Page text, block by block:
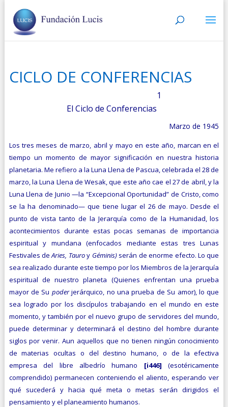
CICLO DE CONFERENCIAS
El Ciclo de Conferencias
1
Marzo de 1945
Los tres meses de marzo, abril y mayo en este año, marcan en el
tiempo un momento de mayor significación en nuestra his­toria
planetaria. Me refiero a la Luna Llena de Pascua, celebrada el 28 de
marzo, la Luna Llena de Wesak, que este año cae el 27 de abril, y la
Luna Llena de Junio —la “Excepcional Oportunidad” de Cristo, como
se la ha denominado— que tiene lugar el 26 de mayo. Desde el
punto de vista tanto de la Jerarquía como de la Huma­nidad, los
acontecimientos durante estas pocas semanas de importancia
espiritual y mundana (enfocados mediante estas tres Lunas
Festivales deAries, Tauroy Géminis) serán de enorme efecto. Lo que
sea realizado durante este tiempo por los Miembros de la Jerarquía
espiritual de nuestro planeta (Quienes enfrentanuna prueba
mayor de Su poderjerárquico, no una prueba de Su amor), lo que
sea logrado por los discípulos trabajando en el mundo en este
momento, y también por el nuevo grupo de servidores del mundo,
puede determinar y determinará el destino del hombre durante
siglos por venir. Aun aquellos que no tienen ningún conocimiento
de materias ocultas o del destino humano, o de la efectiva
empresa del libre albedrío humano [i446](esotéricamente
comprendido) permanecen conteniendo el aliento, esperando ver
qué sucederá y hacia qué meta o metas serán dirigidos el
pensamiento y el planeamiento humanos.